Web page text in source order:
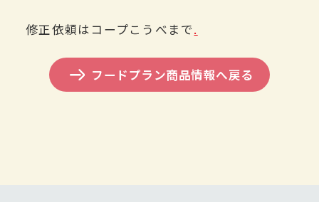
修正依頼はコープこうべまで.
フードプラン商品情報へ戻る